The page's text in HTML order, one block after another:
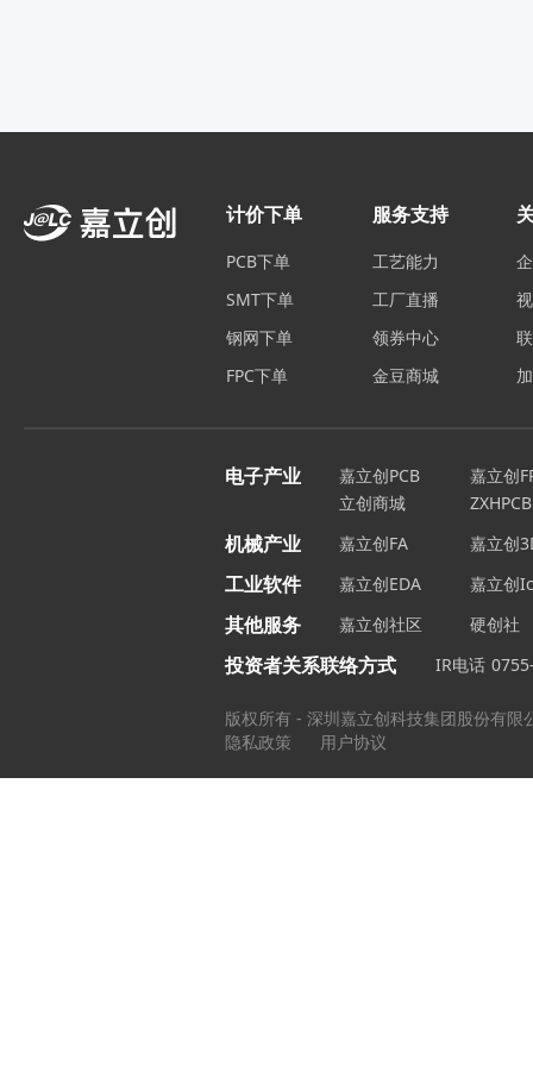
计价下单
PCB下单
SMT下单
钢网下单
FPC下单
服务支持
工艺能力
工厂直播
领券中心
金豆商城
电子产业 嘉立创PCB
嘉立创
立创商城
ZXHPCB
机械产业 嘉立创FA 嘉立创
工业软件 嘉立创EDA 嘉立创
其他服务 嘉立创社区 硬创社
投资者关系联络方式 IR电话
版权所有 - 深圳嘉立创科技集团股份有限
隐私政策
用户协议